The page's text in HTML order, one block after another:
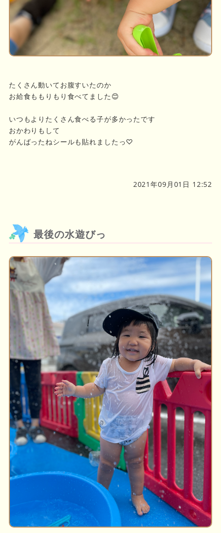
たくさん動いてお腹すいたのか
お給食ももりもり食べてました😊
いつもよりたくさん食べる子が多かったです
おかわりもして
がんばったねシールも貼れましたっ♡
2021年09月01日 12:52
最後の水遊びっ